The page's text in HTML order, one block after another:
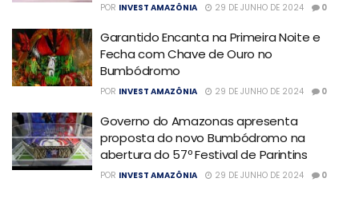
POR INVEST AMAZÔNIA 29 DE JUNHO DE 2024 0
Garantido Encanta na Primeira Noite e
Fecha com Chave de Ouro no
Bumbódromo
POR INVEST AMAZÔNIA 29 DE JUNHO DE 2024 0
Governo do Amazonas apresenta
proposta do novo Bumbódromo na
abertura do 57º Festival de Parintins
POR INVEST AMAZÔNIA 29 DE JUNHO DE 2024 0